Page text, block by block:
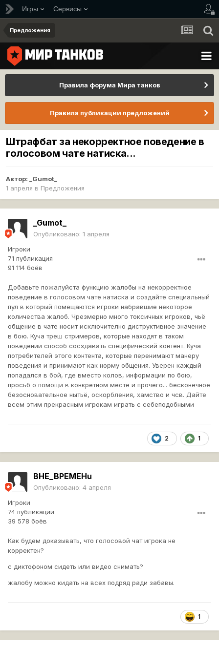
Игры Сервисы
Предложения
Правила форума Мира танков
Правила публикации предложений
Штрафбат за некорректное поведение в
голосовом чате натиска...
Автор:
_Gumot_
1 апреля в Предложения
_Gumot_
Опубликовано: 1 апреля
Игроки
71 публикация
91 114 боёв
Добавьте пожалуйста функцию жалобы на некорректное
поведение в голосовом чате натиска и создайте специальный
пул в который помещаются игроки набравшие некоторое
количества жалоб. Чрезмерно много токсичных игроков, чьё
общение в чате носит исключително диструктивное значение
в бою. Куча треш стримеров, которые находят в таком
поведении способ сосздавать специфический контент. Куча
потребителей этого контента, которые перенимают манеру
поведения и принимают как норму общения. Уверен каждый
попадался в бой, где вместо колов, информации по бою,
просьб о помощи в конкретном месте и прочего... бесконечное
безосновательное нытьё, оскорбления, хамство и чсв. Дайте
всем этим прекрасным игрокам играть с себеподобными
2 1
BHE_BPEMEHu
Опубликовано: 4 апреля
Игроки
74 публикации
39 578 боёв
Как будем доказывать, что голосовой чат игрока не
корректен?
с диктофоном сидеть или видео снимать?
жалобу можно кидать на всех подряд ради забавы.
1